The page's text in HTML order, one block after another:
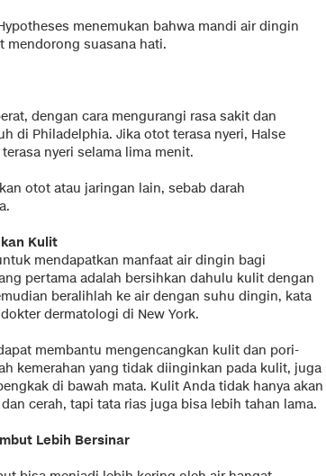
menemukan bahwa mandi air dingin
mendorong suasana hati.
dengan cara mengurangi rasa sakit dan
di Philadelphia. Jika otot terasa nyeri, Halse
nyeri selama lima menit.
otot atau jaringan lain, sebab darah
Kulit
mendapatkan manfaat air dingin bagi
pertama adalah bersihkan dahulu kulit dengan
beralihlah ke air dengan suhu dingin, kata
dermatologi di New York.
membantu mengencangkan kulit dan pori-
kemerahan yang tidak diinginkan pada kulit, juga
di bawah mata. Kulit Anda tidak hanya akan
cerah, tapi tata rias juga bisa lebih tahan lama.
Lebih Bersinar